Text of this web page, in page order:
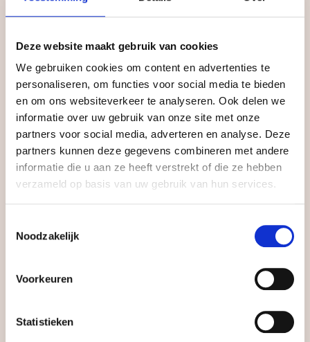
Deze website maakt gebruik van cookies
We gebruiken cookies om content en advertenties te
personaliseren, om functies voor social media te bieden
en om ons websiteverkeer te analyseren. Ook delen we
informatie over uw gebruik van onze site met onze
partners voor social media, adverteren en analyse. Deze
partners kunnen deze gegevens combineren met andere
informatie die u aan ze heeft verstrekt of die ze hebben
verzameld op basis van uw gebruik van hun services.
Noodzakelijk
Voorkeuren
Statistieken
Bloemkracht8 is de
biobloemisterij van
Wij maken creatieve
wekelijks leveren aan
We zijn al 50 jaar een
gerenommeerde bloemist
staat bekend als die